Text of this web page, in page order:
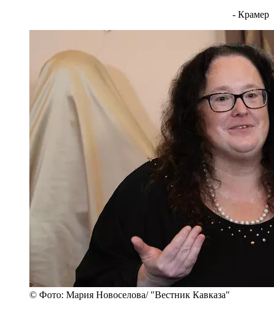
- Крамер
© Фото: Мария Новоселова/ "Вестник Кавказа"